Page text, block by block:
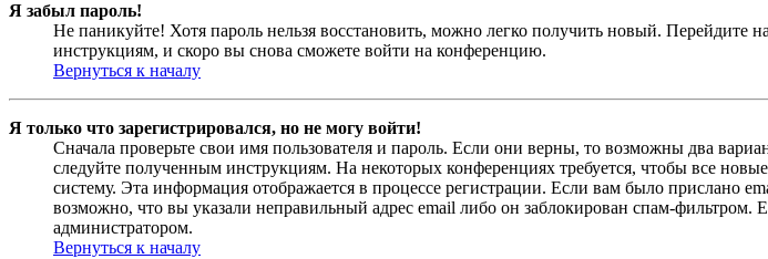
Я забыл пароль!
Не паникуйте! Хотя пароль нельзя восстановить, можно легко получить новый. Перейдите
инструкциям, и скоро вы снова сможете войти на конференцию.
Вернуться к началу
Я только что зарегистрировался, но не могу войти!
Сначала проверьте свои имя пользователя и пароль. Если они верны, то возможны два
следуйте полученным инструкциям. На некоторых конференциях требуется, чтобы все
систему. Эта информация отображается в процессе регистрации. Если вам было прислано
возможно, что вы указали неправильный адрес email либо он заблокирован спам-фильтром.
администратором.
Вернуться к началу